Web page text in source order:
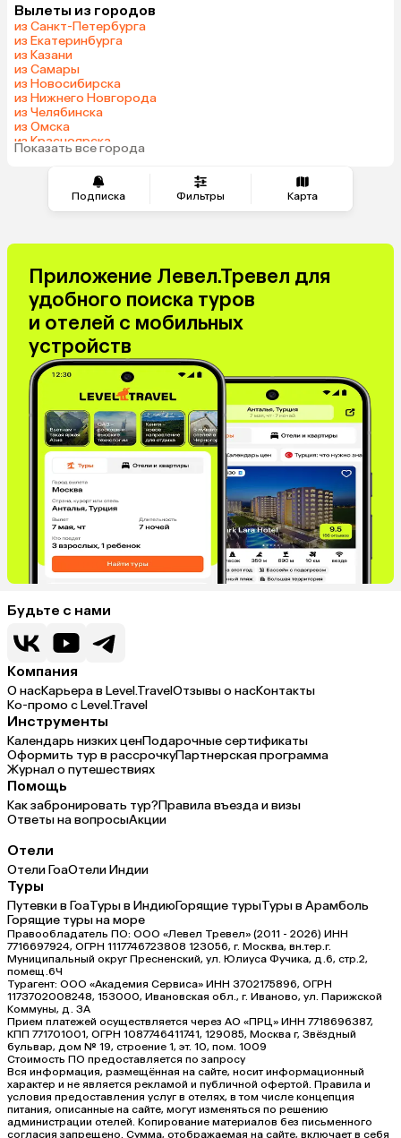
Подписка Фильтры Карта
Грузия
Индонезия
Сейшелы
Казахстан
Узбекистан
Маврикий
Сербия
Катар
Южная Корея
Малайзия
Филиппины
Саудовская Аравия
Бахрейн
Куба
Греция
Италия
Испания
Венгрия
Вылеты из городов
из Санкт-Петербурга
из Екатеринбурга
из Казани
из Самары
из Новосибирска
из Нижнего Новгорода
из Челябинска
из Омска
из Красноярска
из Волгограда
Показать все города
Приложение Левел.Тревел для
удобного поиска туров
и отелей с мобильных
устройств
Будьте с нами
Компания
О насКарьера в Level.TravelОтзывы о насКонтакты
Ко-промо с Level.Travel
Инструменты
Календарь низких ценПодарочные сертификаты
Оформить тур в рассрочкуПартнерская программа
Журнал о путешествиях
Помощь
Как забронировать тур?Правила въезда и визы
Ответы на вопросыАкции
Отели
Отели ГоаОтели Индии
Туры
Путевки в ГоаТуры в ИндиюГорящие турыТуры в Арамболь
Горящие туры на море
Правообладатель ПО: ООО «Левел Тревел» (2011 - 2026) ИНН
7716697924, ОГРН 1117746723808 123056, г. Москва, вн.тер.г.
Муниципальный округ Пресненский, ул. Юлиуса Фучика, д.6, стр.2,
помещ.6Ч
Турагент: ООО «Академия Сервиса» ИНН 3702175896, ОГРН
1173702008248, 153000, Ивановская обл., г. Иваново, ул. Парижской
Коммуны, д. ЗА
Прием платежей осуществляется через АО «ПРЦ» ИНН 7718696387,
КПП 771701001, ОГРН 1087746411741, 129085, Москва г, Звёздный
бульвар, дом № 19, строение 1, эт. 10, пом. 1009
Стоимость ПО предоставляется по запросу
Вся информация, размещённая на сайте, носит информационный
характер и не является рекламой и публичной офертой. Правила и
условия предоставления услуг в отелях, в том числе концепция
питания, описанные на сайте, могут изменяться по решению
администрации отелей. Копирование материалов без письменного
согласия запрещено. Сумма, отображаемая на сайте, включает в себя